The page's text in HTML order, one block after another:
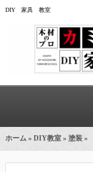
DIY 家具 教室
ホーム » DIY教室» 塗装»